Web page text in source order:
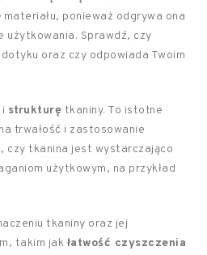
ponieważ odgrywa ona
użytkowania. Sprawdź, czy
oraz czy odpowiada Twoim
i strukturę tkaniny. To istotne
trwałość i zastosowanie
czy tkanina jest wystarczająco
użytkowym, na przykład
tkaniny oraz jej
takim jak łatwość czyszczenia